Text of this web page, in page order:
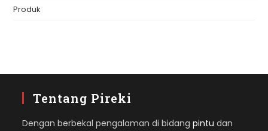
Produk
Tentang Pireki
Dengan berbekal pengalaman di bidangpintu dan